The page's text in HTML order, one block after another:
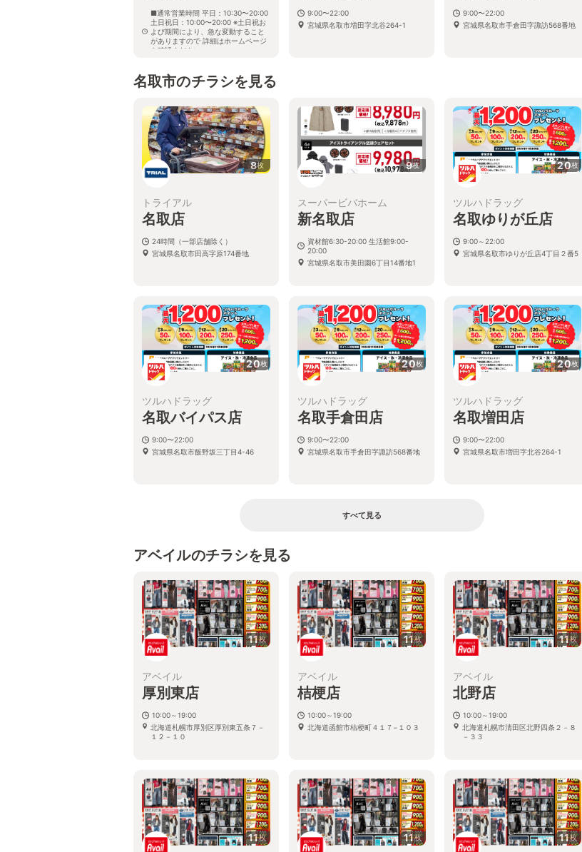
■通常営業時間 平日：10:30〜20:00
土日祝日：10:00〜20:00 ※土日祝お
よび期間により、急な変動すること
がありますので 詳細はホームページ
を確認ください
9:00〜22:00
宮城県名取市増田字北谷264-1
9:00〜22:00
宮城県名取市手倉田字諏訪568番地
名取市のチラシを見る
8枚
トライアル
名取店
24時間（一部店舗除く）
宮城県名取市田高字原174番地
9枚
スーパービバホーム
新名取店
資材館6:30-20:00 生活館9:00-
20:00
宮城県名取市美田園6丁目14番地1
20枚
ツルハドラッグ
名取ゆりが丘店
9:00～22:00
宮城県名取市ゆりが丘店4丁目２番5
20枚
ツルハドラッグ
名取バイパス店
9:00〜22:00
宮城県名取市飯野坂三丁目4-46
20枚
ツルハドラッグ
名取手倉田店
9:00〜22:00
宮城県名取市手倉田字諏訪568番地
20枚
ツルハドラッグ
名取増田店
9:00〜22:00
宮城県名取市増田字北谷264-1
すべて見る
アベイルのチラシを見る
11枚
アベイル
厚別東店
10:00～19:00
北海道札幌市厚別区厚別東五条７－
１２－１０
11枚
アベイル
桔梗店
10:00～19:00
北海道函館市桔梗町４１７−１０３
11枚
アベイル
北野店
10:00～19:00
北海道札幌市清田区北野四条２－８
－３３
11枚 11枚 11枚